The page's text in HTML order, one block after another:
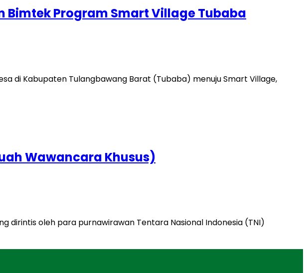
Bimtek Program Smart Village Tubaba
di Kabupaten Tulangbawang Barat (Tubaba) menuju Smart Village,
Wawancara Khusus)
dirintis oleh para purnawirawan Tentara Nasional Indonesia (TNI)